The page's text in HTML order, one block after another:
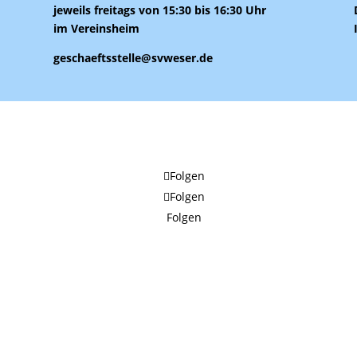
jeweils freitags von 15:30 bis 16:30 Uhr
im Vereinsheim
geschaeftsstelle@svweser.de
Folgen
Folgen
Folgen